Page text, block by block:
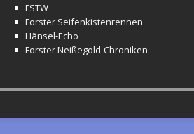
FSTW
Forster Seifenkistenrennen
Hänsel-Echo
Forster Neißegold-Chroniken